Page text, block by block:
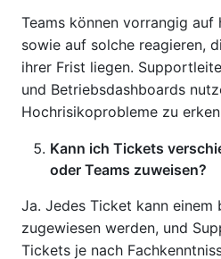
Teams können vorrangig
sowie auf solche reagieren,
ihrer Frist liegen.
und Betriebsdashboards
Hochrisikoprobleme zu
Kann ich Tickets
oder Teams zuweisen?
Ja. Jedes Ticket kann einem
zugewiesen werden, und
Tickets je nach